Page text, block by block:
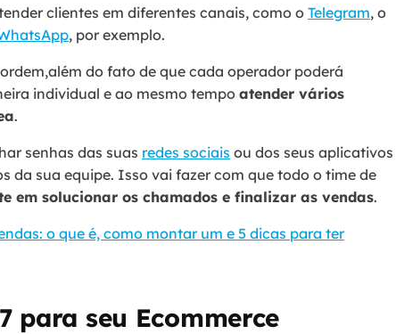
clientes em diferentes canais, como o Telegram, o
, por exemplo.
do fato de que cada operador poderá
individual e ao mesmo tempo atender vários
.
senhas das suas redes sociais ou dos seus aplicativos
da sua equipe. Isso vai fazer com que todo o time de
em solucionar os chamados e finalizar as vendas.
o que é, como montar um e 5 dicas para ter
para seu Ecommerce